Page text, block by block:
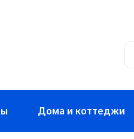
Дома и коттеджи